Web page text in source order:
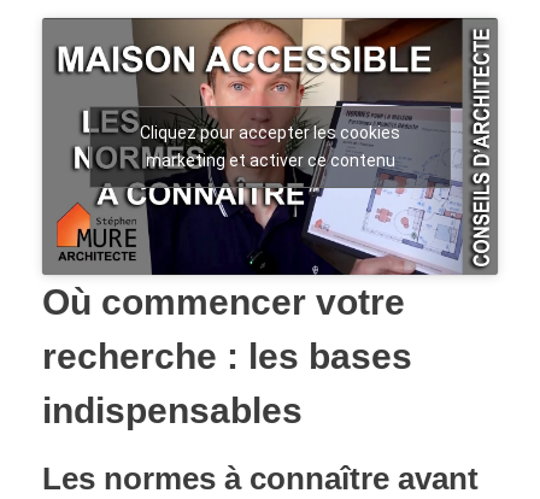
Cliquez pour accepter les cookies
marketing et activer ce contenu
Où commencer votre
recherche : les bases
indispensables
Les normes à connaître avant